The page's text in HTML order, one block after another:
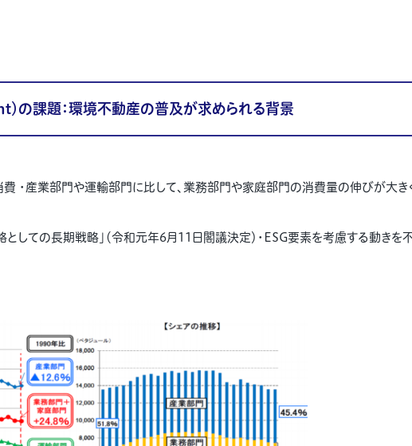
）の課題：環境不動産の普及が求められる背景
・産業部門や運輸部門に比して、業務部門や家庭部門の消費量の伸びが大き
としての長期戦略」（令和元年6月11日閣議決定）・ESG要素を考慮する動きを